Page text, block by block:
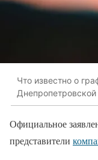
Что известно о
Официальное
представители